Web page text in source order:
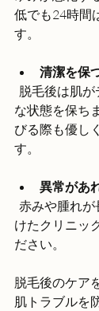
低でも24時間
す。
清潔を保
な状態を保ち
びる際も優し
す。
異常があ
けたクリニッ
ださい。
脱毛後のケア
肌トラブルを